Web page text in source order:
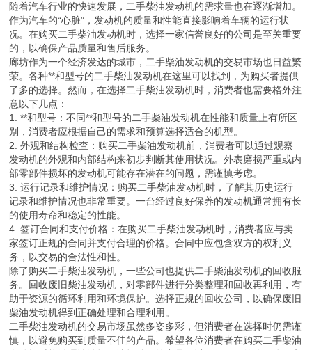
随着汽车行业的快速发展，二手柴油发动机的需求量也在逐渐增加。
作为汽车的“心脏”，发动机的质量和性能直接影响着车辆的运行状
况。在购买二手柴油发动机时，选择一家信誉良好的公司是至关重要
的，以确保产品质量和售后服务。
廊坊作为一个经济发达的城市，二手柴油发动机的交易市场也日益繁
荣。各种**和型号的二手柴油发动机在这里可以找到，为购买者提供
了多的选择。然而，在选择二手柴油发动机时，消费者也需要格外注
意以下几点：
1. **和型号：不同**和型号的二手柴油发动机在性能和质量上有所区
别，消费者应根据自己的需求和预算选择适合的机型。
2. 外观和结构检查：购买二手柴油发动机前，消费者可以通过观察
发动机的外观和内部结构来初步判断其使用状况。外表磨损严重或内
部零部件损坏的发动机可能存在潜在的问题，需谨慎考虑。
3. 运行记录和维护情况：购买二手柴油发动机时，了解其历史运行
记录和维护情况也非常重要。一台经过良好保养的发动机通常拥有长
的使用寿命和稳定的性能。
4. 签订合同和支付价格：在购买二手柴油发动机时，消费者应与卖
家签订正规的合同并支付合理的价格。合同中应包含双方的权利义
务，以交易的合法性和性。
除了购买二手柴油发动机，一些公司也提供二手柴油发动机的回收服
务。回收废旧柴油发动机，对零部件进行分类整理和回收再利用，有
助于资源的循环利用和环境保护。选择正规的回收公司，以确保废旧
柴油发动机得到正确处理和合理利用。
二手柴油发动机的交易市场虽然多姿多彩，但消费者在选择时仍需谨
慎，以避免购买到质量不佳的产品。希望各位消费者在购买二手柴油